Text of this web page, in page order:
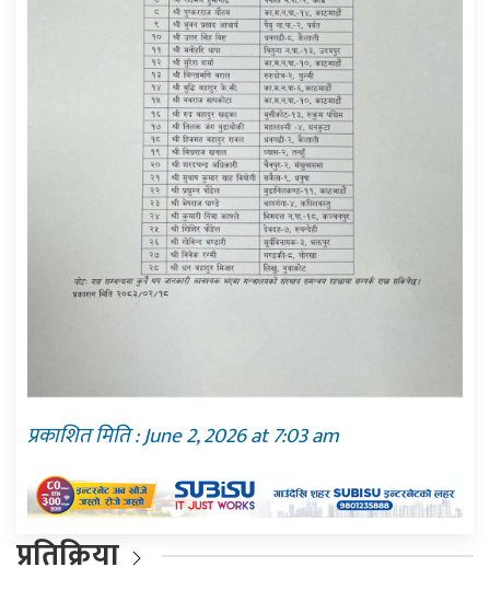
प्रकाशित मिति : June 2, 2026 at 7:03 am
प्रतिक्रिया